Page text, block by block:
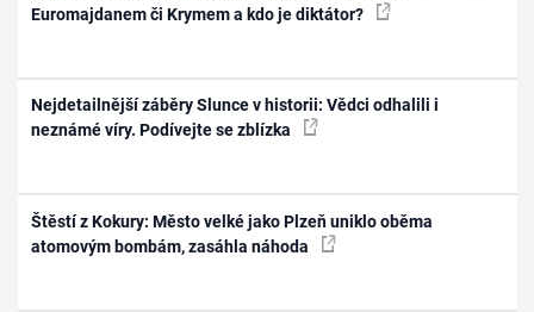
Euromajdanem či Krymem a kdo je diktátor?
Nejdetailnější záběry Slunce v historii: Vědci odhalili i
neznámé víry. Podívejte se zblízka
Štěstí z Kokury: Město velké jako Plzeň uniklo oběma
atomovým bombám, zasáhla náhoda